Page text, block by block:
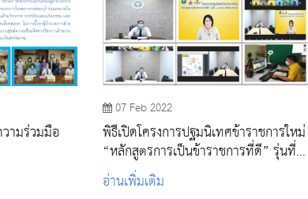
ามร่วมมือ
07 Feb 2022
พิธีเปิดโครงการปฐมนิเทศข้าราชการใหม่
“หลักสูตรการเป็นข้าราชการที่ดี” รุ่นที่
๑/๒๕๖๕
อ่านเพิ่มเติม